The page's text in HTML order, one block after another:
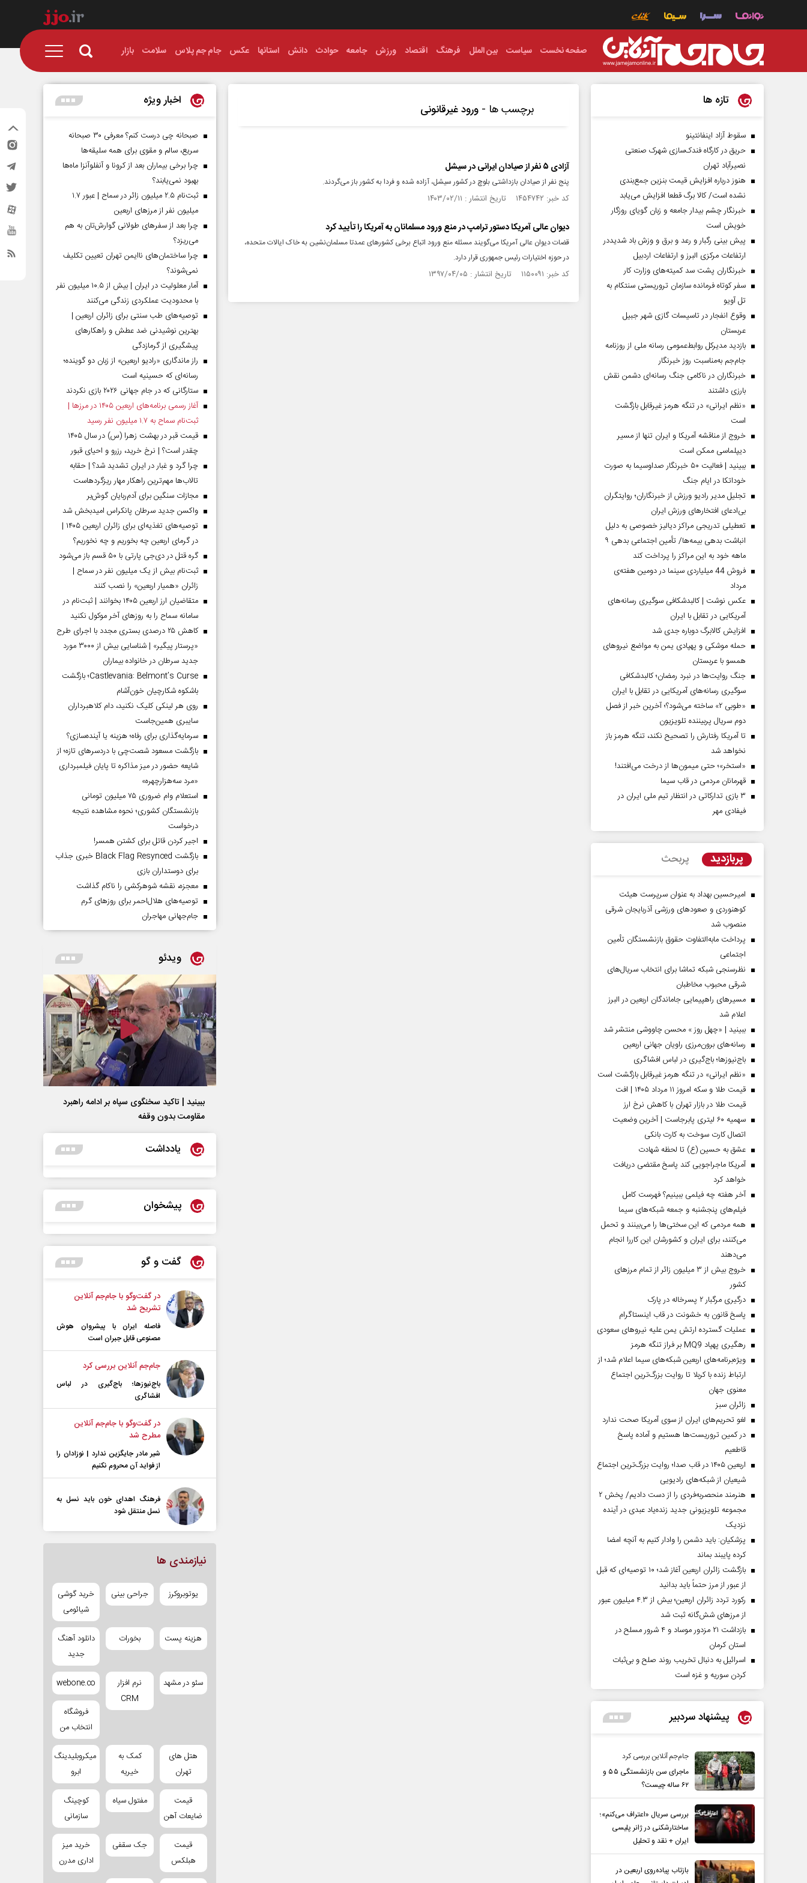
صفحه نخست سیاست بین الملل فرهنگ اقتصاد ورزش جامعه حوادث دانش استانها عکس جام جم پلاس سلامت بازار
برچسب ها - ورود غیرقانونی
آزادی ۵ نفر از صیادان ایرانی در سیشل
پنج نفر از صیادان بازداشتی بلوچ در کشور سیشل، آزاده شده و فردا به کشور باز می‌گردند.
کد خبر: ۱۴۵۴۷۴۲ تاریخ انتشار : ۱۴۰۳/۰۲/۱۱
دیوان عالی آمریکا دستور ترامپ در منع ورود مسلمانان به آمریکا را تأیید کرد
قضات دیوان عالی آمریکا می‌گویند مسئله منع ورود اتباع برخی کشورهای عمدتا مسلمان‌نشین به خاک ایالات متحده،
در حوزه اختیارات رئیس جمهوری قرار دارد.
کد خبر: ۱۱۵۰۰۹۱ تاریخ انتشار : ۱۳۹۷/۰۴/۰۵
تازه ها
سقوط آزاد اینفانتینو
حریق در کارگاه فندک‌سازی شهرک صنعتی
نصیرآباد تهران
هنوز درباره افزایش قیمت بنزین جمع‌بندی
نشده است/ کالا برگ قطعا افزایش می‌یابد
خبرنگار چشم بیدار جامعه و زبان گویای روزگار
خویش است
پیش بینی رگبار و رعد و برق و وزش باد شدیددر
ارتفاعات مرکزی البرز و ارتفاعات اردبیل
خبرنگاران پشت سد کمیته‌های وزارت کار
سفر کوتاه فرمانده سازمان تروریستی سنتکام به
تل آویو
وقوع انفجار در تاسیسات گازی شهر جبیل
عربستان
بازدید مدیرکل روابط‌عمومی رسانه ملی از روزنامه
جام‌جم به‌مناسبت روز خبرنگار
خبرنگاران در ناکامی جنگ رسانه‌ای دشمن نقش
بارزی داشتند
«نظم ایرانی» در تنگه هرمز غیرقابل بازگشت
است
خروج از مناقشه آمریکا و ایران تنها از مسیر
دیپلماسی ممکن است
ببینید | فعالیت ۵۰ خبرنگار صداوسیما به صورت
خوداتکا در ایام جنگ
تجلیل مدیر رادیو ورزش از خبرنگاران؛ روایتگران
بی‌ادعای افتخارهای ورزش ایران
تعطیلی تدریجی مراکز دیالیز خصوصی به دلیل
انباشت بدهی بیمه‌ها/ تأمین اجتماعی بدهی ۹
ماهه خود به این مراکز را پرداخت کند
فروش 44 میلیاردی سینما در دومین هفته‌ی
مرداد
عکس نوشت | کالبدشکافی سوگیری رسانه‌های
آمریکایی در تقابل با ایران
افزایش کالابرگ دوباره جدی شد
حمله موشکی و پهپادی یمن به مواضع نیروهای
همسو با عربستان
جنگ روایت‌ها در نبرد رمضان؛ کالبدشکافی
سوگیری رسانه‌های آمریکایی در تقابل با ایران
«طوبی ۲» ساخته می‌شود؟؛ آخرین خبر از فصل
دوم سریال پربیننده تلویزیون
تا آمریکا رفتارش را تصحیح نکند، تنگه هرمز باز
نخواهد شد
«استخر»‌‌؛ حتی میمون‌ها از درخت می‌افتند!
قهرمانان مردمی در قاب سیما
۳ بازی تدارکاتی در انتظار تیم ملی ایران در
فیفادی مهر
پربازدید پربحث
امیرحسین بهداد به عنوان سرپرست هیئت
کوهنوردی و صعودهای ورزشی آذربایجان شرقی
منصوب شد
پرداخت مابه‌التفاوت حقوق بازنشستگان تأمین
اجتماعی
نظرسنجی شبکه تماشا برای انتخاب سریال‌های
شرقی محبوب مخاطبان
مسیر‌های راهپیمایی جاماندگان اربعین در البرز
اعلام شد
ببینید | «چهل روز » محسن چاووشی منتشر شد
رسانه‌های برون‌مرزی راویان جهانی اربعین
باج‌نیوزها؛ باج‌گیری در لباس افشاگری
«نظم ایرانی» در تنگه هرمز غیرقابل بازگشت است
قیمت طلا و سکه امروز ۱۱ مرداد ۱۴۰۵ | افت
قیمت طلا در بازار تهران با کاهش نرخ ارز
سهمیه ۶۰ لیتری پابرجاست | آخرین وضعیت
اتصال کارت سوخت به کارت بانکی
عشق به حسین (ع) تا لحظه شهادت
آمریکا ماجراجویی کند پاسخ مقتضی دریافت
خواهد کرد
آخر هفته چه فیلمی ببینیم؟ فهرست کامل
فیلم‌های پنجشنبه و جمعه شبکه‌های سیما
همه مردمی که این سختی‌ها را می‌بینند و تحمل
می‌کنند، برای ایران و کشورشان این کاررا انجام
می‌دهند
خروج بیش از ۳ میلیون زائر از تمام مرز‌های
کشور
درگیری مرگبار ۲ پسرخاله در پارک
پاسخ قانون به خشونت در قاب اینستاگرام
عملیات گسترده ارتش یمن علیه نیروهای سعودی
رهگیری پهپاد MQ9 بر فراز تنگه هرمز
ویژه‌برنامه‌های اربعین شبکه‌های سیما اعلام شد؛ از
ارتباط زنده با کربلا تا روایت بزرگ‌ترین اجتماع
معنوی جهان
‌زائران سبز
لغو تحریم‌های ایران از سوی آمریکا صحت ندارد
در کمین تروریست‌ها هستیم و آماده پاسخ
قاطعیم
اربعین ۱۴۰۵ در قاب صدا؛ روایت بزرگ‌ترین اجتماع
شیعیان از شبکه‌های رادیویی
هنرمند منحصر‌به‌فردی را از دست دادیم/ پخش ۲
مجموعه تلویزیونی جدید زنده‌یاد عبدی در آینده
نزدیک
پزشکیان: باید دشمن را وادار کنیم به آنچه امضا
کرده پایبند بماند
بازگشت زائران اربعین آغاز شد؛ ۱۰ توصیه‌ای که قبل
از عبور از مرز حتماً باید بدانید
رکورد تردد زائران اربعین؛ بیش از ۴.۳ میلیون عبور
از مرزهای شش‌گانه ثبت شد
بازداشت ۲۱ مزدور موساد و ۴ شرور مسلح در
استان کرمان
اسرائیل به دنبال تخریب روند صلح و بی‌ثبات
کردن سوریه و غزه است
پیشنهاد سردبیر
جام‌جم آنلاین بررسی کرد
ماجرای سن بازنشستگی ۵۵ و
۶۲ ساله چیست؟
بررسی سریال «اعتراف می‌کنم»؛
ساختارشکنی در ژانر پلیسی
ایران + نقد و تحلیل
بازتاب پیاده‌روی اربعین در
اخبار ویژه
صبحانه چی درست کنم؟ معرفی ۳۰ صبحانه
سریع، سالم و مقوی برای همه سلیقه‌ها
چرا برخی بیماران بعد از کرونا و آنفلوآنزا ماه‌ها
بهبود نمی‌یابند؟
ثبت‌نام ۲.۵ میلیون زائر در سماح | عبور ۱.۷
میلیون نفر از مرز‌های اربعین
چرا بعد از سفرهای طولانی گوارش‌تان به هم
می‌ریزد؟
چرا ساختمان‌های ناایمن تهران تعیین تکلیف
نمی‌شوند؟
آمار معلولیت در ایران | بیش از ۱۰.۵ میلیون نفر
با محدودیت عملکردی زندگی می‌کنند
توصیه‌های طب سنتی برای زائران اربعین |
بهترین نوشیدنی ضد عطش و راهکارهای
پیشگیری از گرمازدگی
راز ماندگاری «رادیو اربعین» از زبان دو گوینده؛
رسانه‌ای که حسینیه است
ستارگانی که در جام جهانی ۲۰۲۶ بازی نکردند
آغاز رسمی برنامه‌های اربعین ۱۴۰۵ در مرز‌ها |
ثبت‌نام سماح به ۱.۷ میلیون نفر رسید
قیمت قبر در بهشت زهرا (س) در سال ۱۴۰۵
چقدر است؟ | نرخ خرید، رزرو و احیای قبور
چرا گرد و غبار در ایران تشدید شد؟ | حقابه
تالاب‌ها مهم‌ترین راهکار مهار ریزگردهاست
مجازات سنگین برای آدم‌ربایان گوش‌بر
واکسن جدید سرطان پانکراس امیدبخش شد
توصیه‌های تغذیه‌ای برای زائران اربعین ۱۴۰۵ |
در گرمای اربعین چه بخوریم و چه نخوریم؟
گره قتل در دی‌جی پارتی با ۵۰ قسم باز می‌شود
ثبت‌نام بیش از یک میلیون نفر در سماح |
زائران «همیار اربعین» را نصب کنند
متقاضیان ارز اربعین ۱۴۰۵ بخوانند | ثبت‌نام در
سامانه سماح را به روز‌های آخر موکول نکنید
کاهش ۲۵ درصدی بستری مجدد با اجرای طرح
«پرستار پیگیر» | شناسایی بیش از ۳۰۰۰ مورد
جدید سرطان در خانواده بیماران
Castlevania: Belmont’s Curse؛ بازگشت
باشکوه شکارچیان خون‌آشام
روی هر لینکی کلیک نکنید، دام کلاهبرداران
سایبری همین‌جاست
سرمایه‌گذاری برای رفاه؛ هزینه یا آینده‌سازی؟
بازگشت مسعود شصت‌چی با دردسر‌های تازه؛ از
شایعه حضور در میز مذاکره تا پایان فیلمبرداری
«مرد سه‌هزارچهره»
استعلام وام ضروری ۷۵ میلیون تومانی
بازنشستگان کشوری؛ نحوه مشاهده نتیجه
درخواست
اجیر کردن قاتل برای کشتن همسر!
بازگشت Black Flag Resynced خبری جذاب
برای دوستداران بازی
معجزه، نقشه شوهرکشی را ناکام گذاشت
توصیه‌های هلال‌احمر برای روز‌های گرم
جام‌جهانی مهاجران
ویدئو
ببینید | تاکید سخنگوی سپاه بر ادامه راهبرد
مقاومت بدون وقفه
یادداشت
پیشخوان
گفت و گو
در گفت‌و‌گو با جام‌جم آنلاین
تشریح شد
فاصله ایران با پیشرو‌ان هوش
مصنوعی قابل جبران است
جام‌جم آنلاین بررسی کرد
باج‌نیوزها؛ باج‌گیری در لباس
افشاگری
در گفت‌و‌گو با جام‌جم آنلاین
مطرح شد
شیر مادر جایگزین ندارد | نوزادان را
از فواید آن محروم نکنیم
فرهنگ اهدای خون باید نسل به
نسل منتقل شود
نیازمندی ها
یوتوبروکرز جراحی بینی
خرید گوشی
شیائومی
هزینه پست بخورات
دانلود آهنگ
جدید
سئو در مشهد
نرم افزار
CRM
webone.co
فروشگاه
انتخاب من
هتل های
تهران
کمک به
خیریه
میکروبلیدینگ
ابرو
قیمت
ضایعات آهن
مفتول سیاه
کوچینگ
سازمانی
قیمت
هبلکس
جک سقفی
خرید میز
اداری مدرن